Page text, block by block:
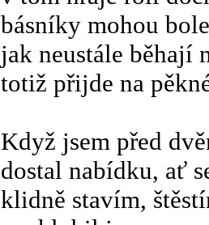
básníky mohou
jak neustále běhají
totiž přijde na
Když jsem před
dostal nabídku, ať
klidně stavím,